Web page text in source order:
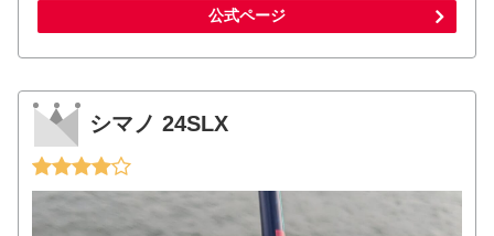
公式ページ
シマノ 24SLX